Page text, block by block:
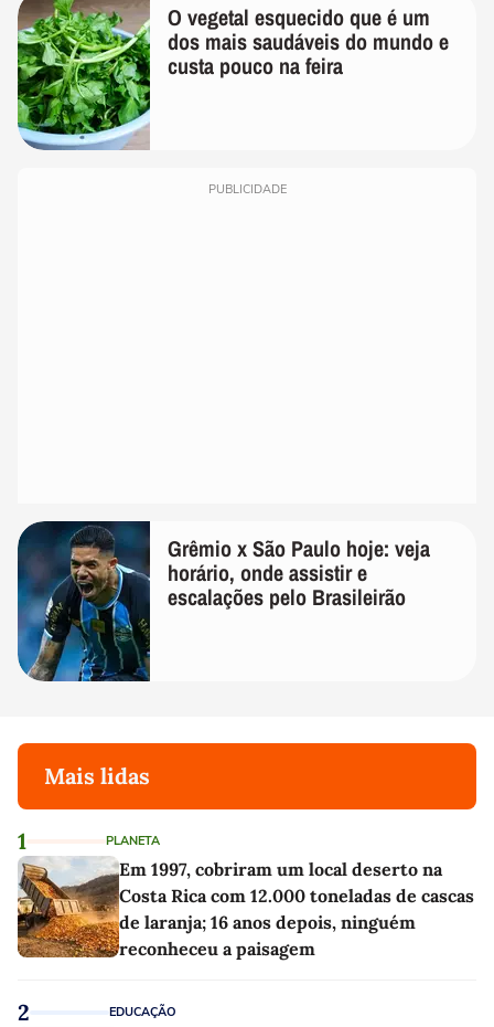
O vegetal esquecido que é um
dos mais saudáveis do mundo e
custa pouco na feira
PUBLICIDADE
Grêmio x São Paulo hoje: veja
horário, onde assistir e
escalações pelo Brasileirão
Mais lidas
1 PLANETA
Em 1997, cobriram um local deserto na
Costa Rica com 12.000 toneladas de cascas
de laranja; 16 anos depois, ninguém
reconheceu a paisagem
2 EDUCAÇÃO